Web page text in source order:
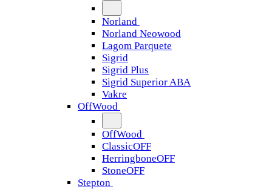
Norland
Norland Neowood
Lagom Parquete
Sigrid
Sigrid Plus
Sigrid Superior ABA
Vakre
OffWood
OffWood
ClassicOFF
HerringboneOFF
StoneOFF
Stepton